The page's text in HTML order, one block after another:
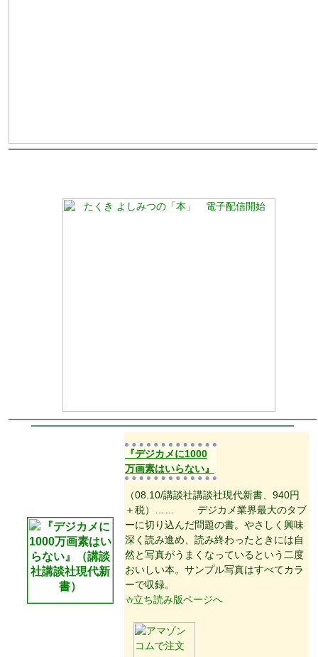
『デジカメに1000
万画素はいらない』
（08.10/講談社講談社現代新書、940円
＋税）…… デジカメ業界最大のタブ
ーに切り込んだ問題の書。やさしく興味
深く読み進め、読み終わったときには自
然と写真がうまくなっているという二度
おいしい本。サンプル写真はすべてカラ
ーで収録。
立ち読み版ページへ